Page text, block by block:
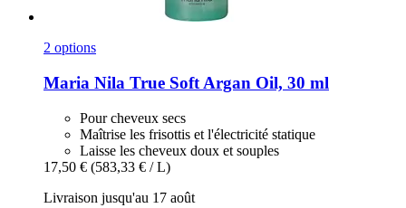
2 options
Maria Nila True Soft Argan Oil, 30 ml
Pour cheveux secs
Maîtrise les frisottis et l'électricité statique
Laisse les cheveux doux et souples
17,50 € (583,33 € / L)
Livraison jusqu'au 17 août